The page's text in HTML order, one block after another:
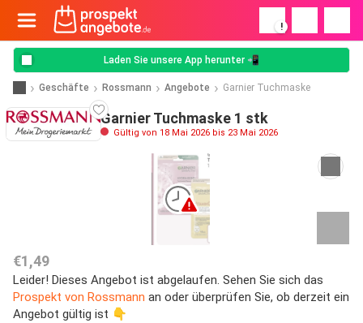
!
Laden Sie unsere App herunter 📲
Geschäfte Rossmann Angebote Garnier Tuchmaske
Garnier Tuchmaske 1 stk
Gültig von 18 Mai 2026 bis 23 Mai 2026
€1,49
Leider! Dieses Angebot ist abgelaufen. Sehen Sie sich das
Prospekt von Rossmann an oder überprüfen Sie, ob derzeit ein
Angebot gültig ist 👇